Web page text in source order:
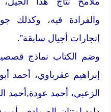
والفرادة فيه، وكذلك
إنجارات أجيال سابقة”.
وضم الكتاب نماذج
إبراهيم عقرباوي، أحمد
الزعبي، أحمد عودة,أحمد